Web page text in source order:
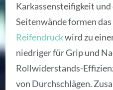
Karkassensteifigkeit und
Seitenwände formen
Reifendruckwird zu
niedriger für Grip und
Rollwiderstands-
von Durchschlägen.